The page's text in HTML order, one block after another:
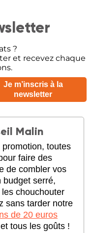
?
et recevez chaque
Malin
toutes
faire des
de combler vos
budget serré,
chouchouter
sans tarder notre
de 20 euros
tous les goûts !